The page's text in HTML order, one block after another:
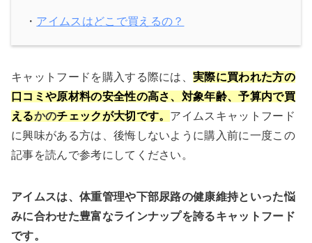
・ アイムスはどこで買えるの？
キャットフードを購入する際には、実際に買われた方の
口コミや原材料の安全性の高さ、対象年齢、予算内で買
えるかのチェックが大切です。 アイムスキャットフード
に興味がある方は、後悔しないように購入前に一度この
記事を読んで参考にしてください。
アイムスは、体重管理や下部尿路の健康維持といった悩
みに合わせた豊富なラインナップを誇るキャットフード
です。